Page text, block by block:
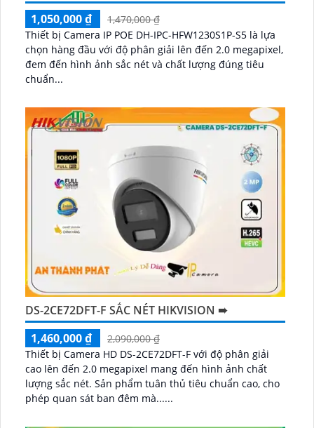
1,050,000 ₫
1,470,000 ₫
Thiết bị Camera IP POE DH-IPC-HFW1230S1P-S5 là lựa
chọn hàng đầu với độ phân giải lên đến 2.0 megapixel,
đem đến hình ảnh sắc nét và chất lượng đúng tiêu
chuẩn...
DS-2CE72DFT-F SẮC NÉT HIKVISION ➠
1,460,000 ₫
2,090,000 ₫
Thiết bị Camera HD DS-2CE72DFT-F với độ phân giải
cao lên đến 2.0 megapixel mang đến hình ảnh chất
lượng sắc nét. Sản phẩm tuân thủ tiêu chuẩn cao, cho
phép quan sát ban đêm mà......